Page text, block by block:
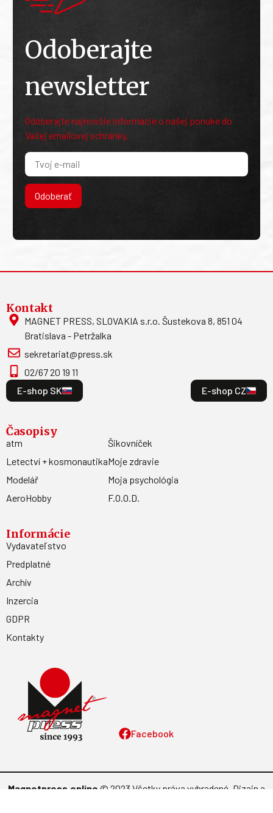
Odoberajte
newsletter
Odoberajte najnovšie informácie o našej ponuke do
Vašej emailovej schránky.
Odoberať
Facebook
Kontakt
MAGNET PRESS, SLOVAKIA s.r.o. Šustekova 8, 851 04
Bratislava - Petržalka
sekretariat@press.sk
02/67 20 19 11
E-shop SK
E-shop CZ
Časopisy
atm
Letectví + kosmonautika
Modelář
AeroHobby
Šikovníček
Moje zdravie
Moja psychológia
F.O.O.D.
Informácie
Vydavateľstvo
Predplatné
Archív
Inzercia
GDPR
Kontakty
Magnetpress.online © 2023 Všetky práva vyhradené. Dizajn a